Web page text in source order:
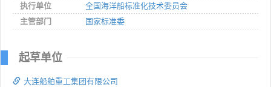
执行单位
全国海洋船标准化技术委员会
主管部门
国家标准委
起草单位
大连船舶重工集团有限公司